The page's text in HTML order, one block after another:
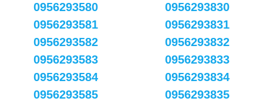
0956293580
0956293581
0956293582
0956293583
0956293584
0956293585
0956293830
0956293831
0956293832
0956293833
0956293834
0956293835